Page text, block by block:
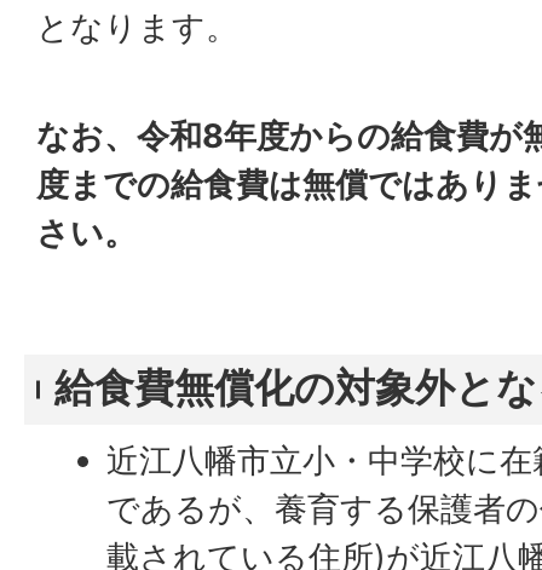
となります。
なお、令和8年度からの給食費が
度までの給食費は無償ではあり
さい。
給食費無償化の対象外と
近江八幡市立小・中学校に
であるが、養育する保護者
載されている住所)が近江八